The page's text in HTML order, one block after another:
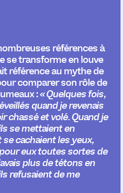
références à
se transforme en louve
référence au mythe de
comparer son rôle de
:« Quelques fois,
quand je revenais
chassé et volé. Quand je
se mettaient en
cachaient les yeux,
eux toutes sortes de
plus de tétons en
refusaient de me